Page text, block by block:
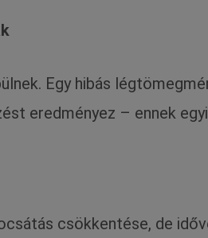
Egy hibás
eredményez – ennek
csökkentése, de